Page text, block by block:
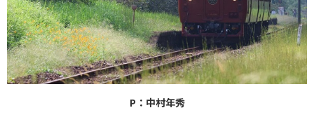
P：中村年秀